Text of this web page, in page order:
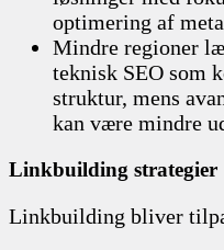
optimering af
Mindre regioner
teknisk SEO som
struktur, mens
kan være mindre
Linkbuilding strategier
Linkbuilding bliver